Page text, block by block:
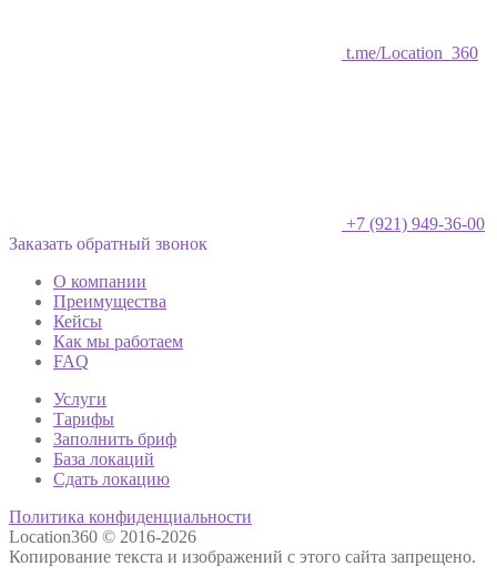
t.me/Location_360
+7 (921) 949-36-00
Заказать обратный звонок
О компании
Преимущества
Кейсы
Как мы работаем
FAQ
Услуги
Тарифы
Заполнить бриф
База локаций
Сдать локацию
Политика конфиденциальности
Location360 © 2016-2026
Копирование текста и изображений с этого сайта запрещено.